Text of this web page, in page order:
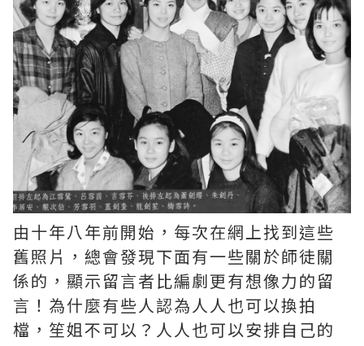
由十年八年前開始，每次在網上找到這些
舊照片，總會發現下面有一些關於師徒關
係的，顯示留言者比編劇更有想像力的留
言！為什麼有些人認為人人也可以換拍
檔，笙姐不可以？人人也可以安排自己的